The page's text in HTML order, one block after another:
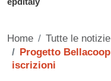
Home
Tutte le notizie
Progetto
iscrizioni